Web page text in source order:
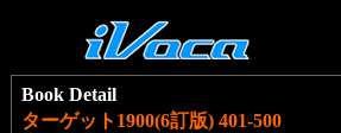
Book Detail
ターゲット1900(6訂版) 401-500